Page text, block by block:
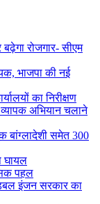
रोजगार- सीएम
भाजपा की नई
का निरीक्षण
अभियान चलाने
समेत 300
घायल
पहल
इंजन सरकार का